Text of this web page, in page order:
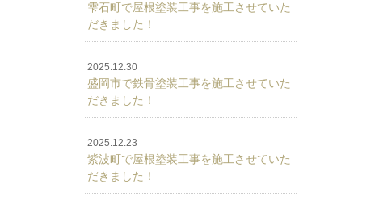
雫石町で屋根塗装工事を施工させていた
だきました！
2025.12.30
盛岡市で鉄骨塗装工事を施工させていた
だきました！
2025.12.23
紫波町で屋根塗装工事を施工させていた
だきました！